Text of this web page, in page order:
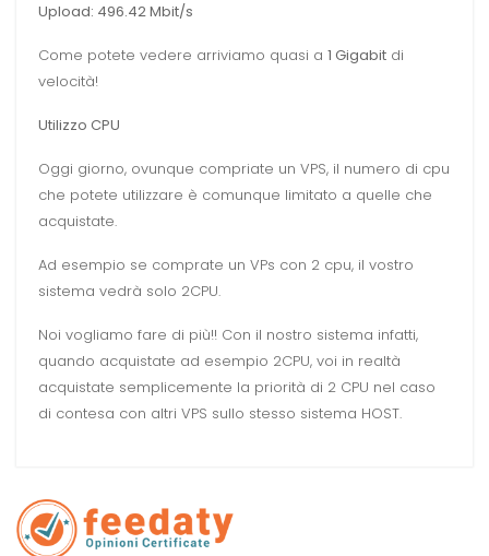
Upload: 496.42 Mbit/s
Come potete vedere arriviamo quasi a 1 Gigabit di
velocità!
Utilizzo CPU
Oggi giorno, ovunque compriate un VPS, il numero di cpu
che potete utilizzare è comunque limitato a quelle che
acquistate.
Ad esempio se comprate un VPs con 2 cpu, il vostro
sistema vedrà solo 2CPU.
Noi vogliamo fare di più!! Con il nostro sistema infatti,
quando acquistate ad esempio 2CPU, voi in realtà
acquistate semplicemente la priorità di 2 CPU nel caso
di contesa con altri VPS sullo stesso sistema HOST.